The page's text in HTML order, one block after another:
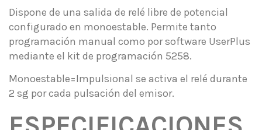
Dispone de una salida de relé libre de potencial
configurado en monoestable. Permite tanto
programación manual como por software UserPlus
mediante el kit de programación 5258.
Monoestable=Impulsional se activa el relé durante
2 sg por cada pulsación del emisor.